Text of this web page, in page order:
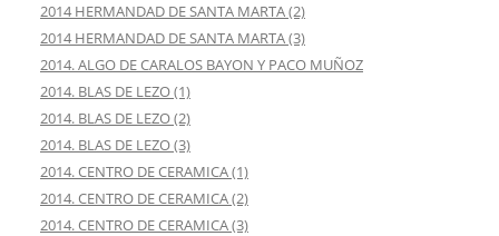
2014 HERMANDAD DE SANTA MARTA (2)
2014 HERMANDAD DE SANTA MARTA (3)
2014. ALGO DE CARALOS BAYON Y PACO MUÑOZ
2014. BLAS DE LEZO (1)
2014. BLAS DE LEZO (2)
2014. BLAS DE LEZO (3)
2014. CENTRO DE CERAMICA (1)
2014. CENTRO DE CERAMICA (2)
2014. CENTRO DE CERAMICA (3)